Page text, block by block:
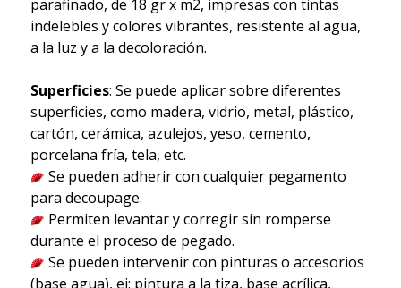
parafinado, de 18 gr x m2, impresas con tintas
indelebles y colores vibrantes, resistente al agua,
a la luz y a la decoloración.
Superficies: Se puede aplicar sobre diferentes
superficies, como madera, vidrio, metal, plástico,
cartón, cerámica, azulejos, yeso, cemento,
porcelana fría, tela, etc.
Se pueden adherir con cualquier pegamento
para decoupage.
Permiten levantar y corregir sin romperse
durante el proceso de pegado.
Se pueden intervenir con pinturas o accesorios
(base agua), ej: pintura a la tiza, base acrílica,